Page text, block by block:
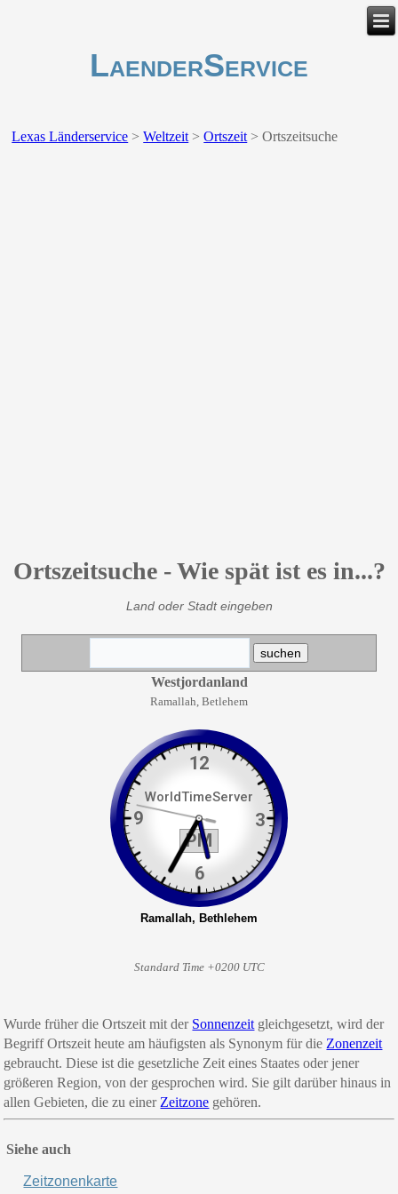
LaenderService
Lexas Länderservice >Weltzeit>Ortszeit>Ortszeitsuche
Ortszeitsuche - Wie spät ist es in...?
Land oder Stadt eingeben
Westjordanland
Ramallah, Betlehem
Standard Time +0200 UTC
Wurde früher die Ortszeit mit der Sonnenzeit gleichgesetzt, wird der
BegriffOrtszeitheute am häufigsten als Synonym fürdie Zonenzeit
gebraucht. Diese ist die gesetzliche Zeit eines Staates oder jener
größeren Region, von der gesprochen wird. Sie gilt darüber hinaus in
allen Gebieten, die zu einer Zeitzone gehören.
Siehe auch
Zeitzonenkarte